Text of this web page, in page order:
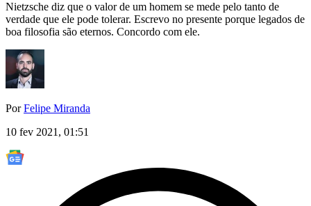
Nietzsche diz que o valor de um homem se mede pelo tanto de
verdade que ele pode tolerar. Escrevo no presente porque legados de
boa filosofia são eternos. Concordo com ele.
PorFelipe Miranda
10 fev 2021, 01:51